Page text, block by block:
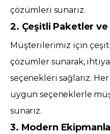
çözümleri sunarız.
2. Çeşitli Paketler
Müşterilerimiz için
çözümler sunarak,
seçenekleri sağlarız.
uygun seçeneklerle
sunarız.
3. Modern